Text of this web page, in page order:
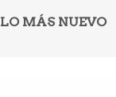
LO MÁS NUEVO